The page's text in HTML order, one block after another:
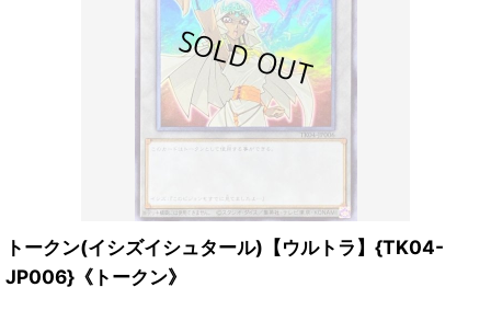
トークン(イシズイシュタール)【ウルトラ】{TK04-
JP006}《トークン》